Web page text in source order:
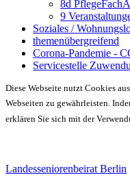
8d
9
Soziales /
themenübergreifend
Corona-Pandemie -
Servicestelle
Diese Webseite nutzt Cookies
Webseiten zu gewährleisten.
erklären Sie sich mit der
Landesseniorenbeirat Berlin